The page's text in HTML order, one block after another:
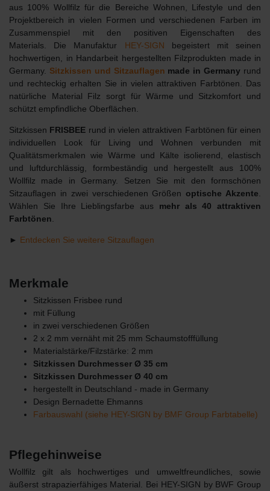
aus 100% Wollfilz für die Bereiche Wohnen, Lifestyle und den
Projektbereich in vielen Formen und verschiedenen Farben im
Zusammenspiel mit den positiven Eigenschaften des
Materials. Die Manufaktur HEY-SIGN begeistert mit seinen
hochwertigen, in Handarbeit hergestellten Filzprodukten made in
Germany. Sitzkissen und Sitzauflagen made in Germany rund
und rechteckig erhalten Sie in vielen attraktiven Farbtönen. Das
natürliche Material Filz sorgt für Wärme und Sitzkomfort und
schützt empfindliche Oberflächen.
Sitzkissen FRISBEE rund in vielen attraktiven Farbtönen für einen
individuellen Look für Living und Wohnen verbunden mit
Qualitätsmerkmalen wie Wärme und Kälte isolierend, elastisch
und luftdurchlässig, formbeständig und hergestellt aus 100%
Wollfilz made in Germany. Setzen Sie mit den formschönen
Sitzauflagen in zwei verschiedenen Größen optische Akzente
Wählen Sie Ihre Lieblingsfarbe aus mehr als 40 attraktiven
Farbtönen
► Entdecken Sie weitere Sitzauflagen
Merkmale
Sitzkissen Frisbee rund
mit Füllung
in zwei verschiedenen Größen
2 x 2 mm vernäht mit 25 mm Schaumstofffüllung
Materialstärke/Filzstärke: 2 mm
Sitzkissen Durchmesser Ø 35 cm
Sitzkissen Durchmesser Ø 40 cm
hergestellt in Deutschland - made in Germany
Design Bernadette Ehmanns
Farbauswahl (siehe HEY-SIGN by BMF Group Farbtabelle)
Pflegehinweise
Wollfilz gilt als hochwertiges und umweltfreundliches, sowie
äußerst strapazierfähiges Material. Bei HEY-SIGN by BWF Group